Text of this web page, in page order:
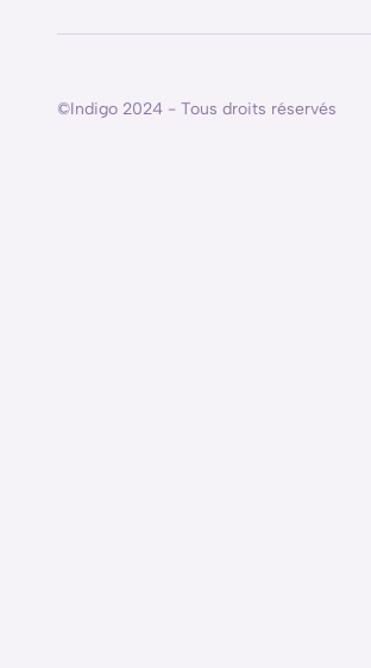
©Indigo 2024 - Tous droits réservés